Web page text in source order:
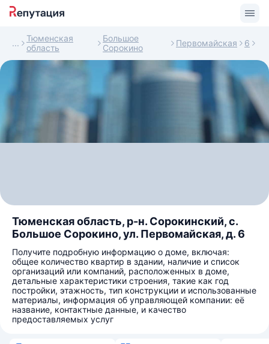
Тюменская
область
Большое
Сорокино
Первомайская 6
Тюменская область, р-н. Сорокинский, с.
Большое Сорокино, ул. Первомайская, д. 6
Получите подробную информацию о доме, включая:
общее количество квартир в здании, наличие и список
организаций или компаний, расположенных в доме,
детальные характеристики строения, такие как год
постройки, этажность, тип конструкции и использованные
материалы, информация об управляющей компании: её
название, контактные данные, и качество
предоставляемых услуг